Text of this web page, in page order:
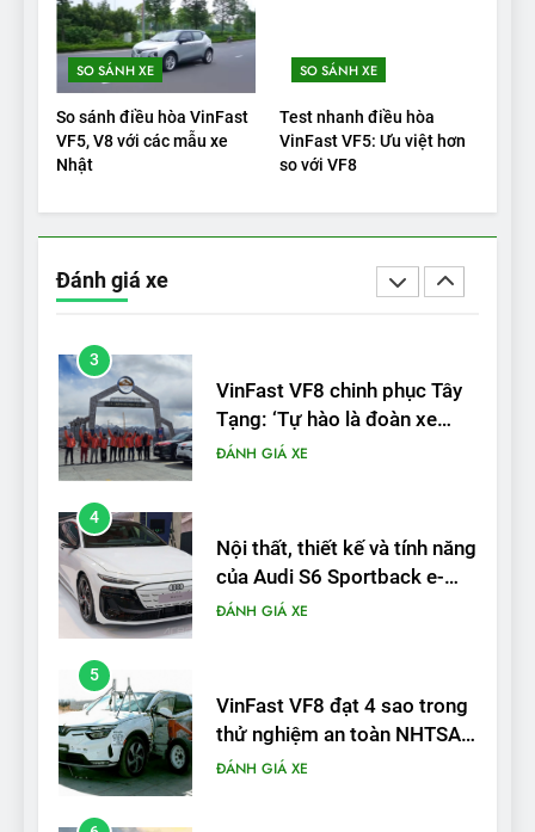
SO SÁNH XE
So sánh điều hòa VinFast
VF5, V8 với các mẫu xe
Nhật
SO SÁNH XE
Test nhanh điều hòa
VinFast VF5: Ưu việt hơn
so với VF8
Đánh giá xe
1
Xe tốt nhất để mua năm
2025: Green Car Reports
nêu tên 5 người vào chung
kết – Mỹ
ĐÁNH GIÁ XE
‘Wuling Bingo ồn, không có
trạm sạc, nhưng vẫn bán
3
VinFast VF8 chinh phục Tây
Tạng: ‘Tự hào là đoàn xe
điện Việt Nam đầu tiên lăn
ĐÁNH GIÁ XE
4
Nội thất, thiết kế và tính năng
của Audi S6 Sportback e-
tron
ĐÁNH GIÁ XE
5
VinFast VF8 đạt 4 sao trong
thử nghiệm an toàn NHTSA
tại Mỹ
ĐÁNH GIÁ XE